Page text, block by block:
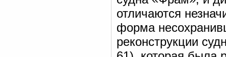
отличаются
форма
реконструкции